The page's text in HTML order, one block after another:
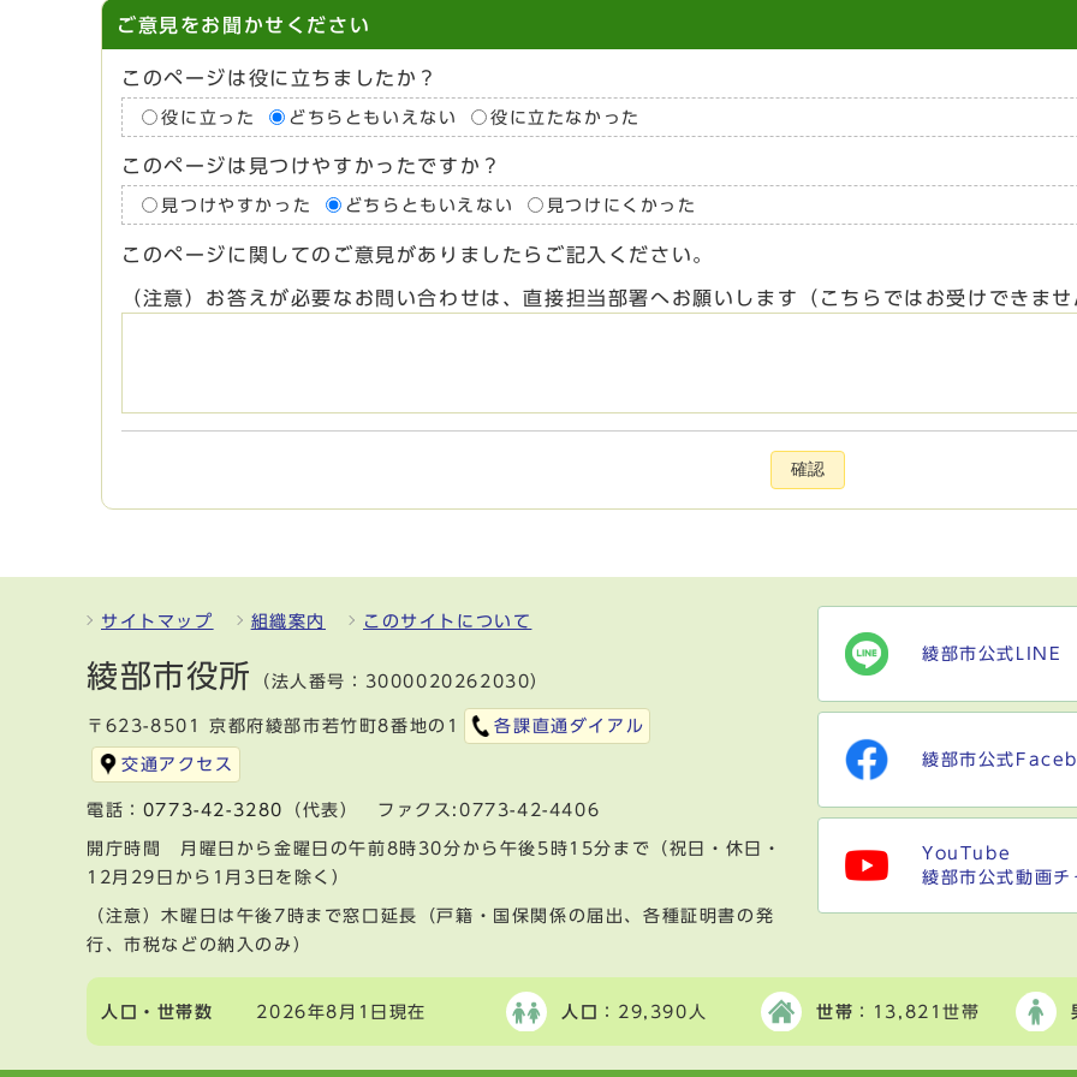
ご意見をお聞かせください
このページは役に立ちましたか？
役に立った どちらともいえない 役に立たなかった
このページは見つけやすかったですか？
見つけやすかった どちらともいえない 見つけにくかった
このページに関してのご意見がありましたらご記入ください。
（注意）お答えが必要なお問い合わせは、直接担当部署へお願いします（こちらではお受けできま
確認
サイトマップ 組織案内 このサイトについて
綾部市役所 （法人番号：3000020262030）
〒623-8501 京都府綾部市若竹町8番地の1 各課直通ダイアル
交通アクセス
電話： 0773-42-3280 （代表） ファクス:0773-42-4406
開庁時間 月曜日から金曜日の午前8時30分から午後5時15分まで（祝日・休日・
12月29日から1月3日を除く）
（注意）木曜日は午後7時まで窓口延長（戸籍・国保関係の届出、各種証明書の発
行、市税などの納入のみ）
綾部市公式LINE
綾部市公式
YouTube
綾部市公式動画チ
人口・世帯数 2026年8月1日現在 人口 ：29,390人 世帯 ：13,821世帯